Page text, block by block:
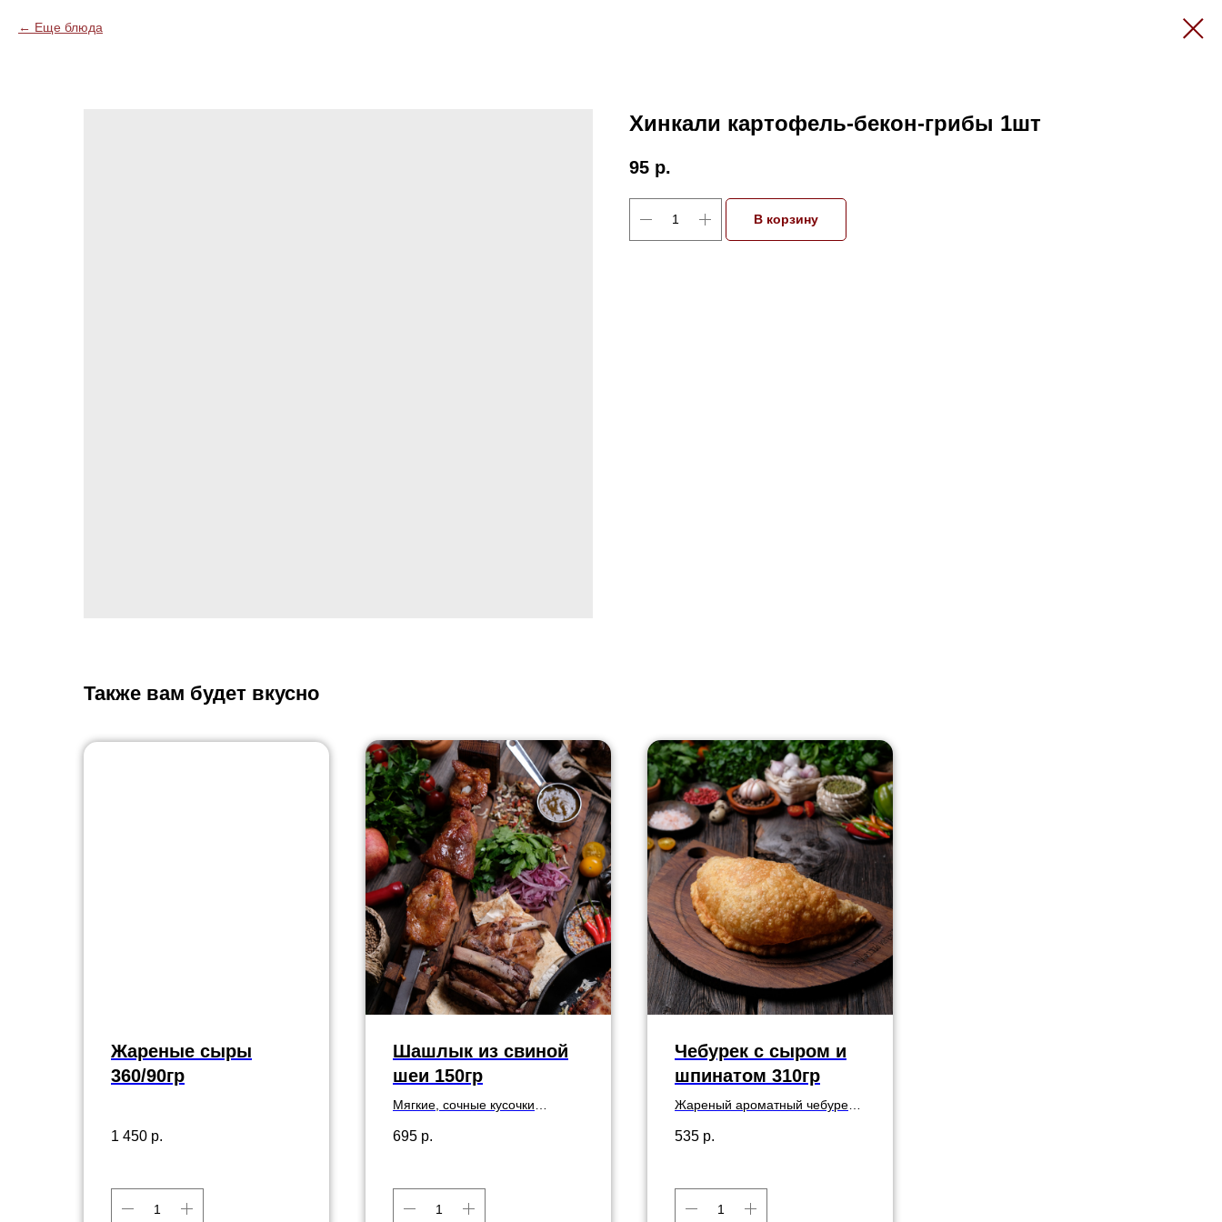
Еще блюда
Хинкали картофель-бекон-грибы 1шт
95 р.
В корзину
Также вам будет вкусно
Жареные сыры
360/90гр
1 450 р.
Шашлык из свиной
шеи 150гр
Мягкие, сочные кусочки
розмарином и аджикой,
маринованным луком.
695 р.
Чебурек с сыром и
шпинатом 310гр
Жареный ароматный чебурек в
отличается от классического
535 р.